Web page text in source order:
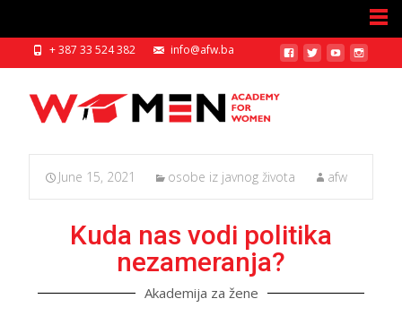
+ 387 33 524 382 info@afw.ba
June 15, 2021 osobe iz javnog života afw
Kuda nas vodi politika
nezameranja?
Akademija za žene